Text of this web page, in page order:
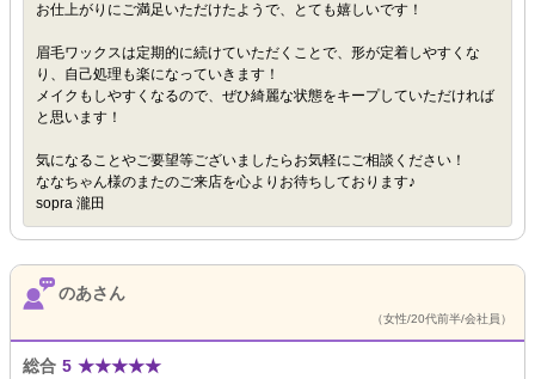
お仕上がりにご満足いただけたようで、とても嬉しいです！
眉毛ワックスは定期的に続けていただくことで、形が定着しやすくな
り、自己処理も楽になっていきます！
メイクもしやすくなるので、ぜひ綺麗な状態をキープしていただければ
と思います！
気になることやご要望等ございましたらお気軽にご相談ください！
ななちゃん様のまたのご来店を心よりお待ちしております♪
sopra 瀧田
のあさん
（女性/20代前半/会社員）
総合 5 ★★★★★